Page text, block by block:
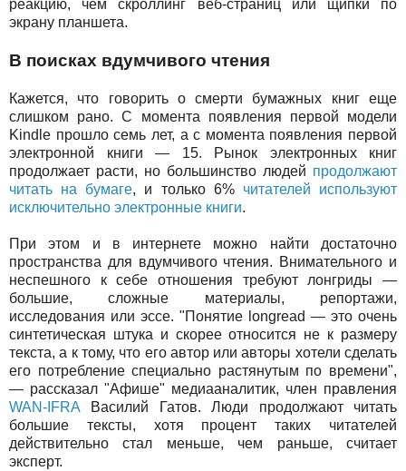
реакцию, чем скроллинг веб-страниц или щипки по
экрану планшета.
В поисках вдумчивого чтения
Кажется, что говорить о смерти бумажных книг еще
слишком рано. С момента появления первой модели
Kindle прошло семь лет, а с момента появления первой
электронной книги — 15. Рынок электронных книг
продолжает расти, но большинство людей продолжают
читать на бумаге, и только 6% читателей используют
исключительно электронные книги.
При этом и в интернете можно найти достаточно
пространства для вдумчивого чтения. Внимательного и
неспешного к себе отношения требуют лонгриды —
большие, сложные материалы, репортажи,
исследования или эссе. "Понятие longread — это очень
синтетическая штука и скорее относится не к размеру
текста, а к тому, что его автор или авторы хотели сделать
его потребление специально растянутым по времени",
— рассказал "Афише" медиааналитик, член правления
WAN-IFRA Василий Гатов. Люди продолжают читать
большие тексты, хотя процент таких читателей
действительно стал меньше, чем раньше, считает
эксперт.